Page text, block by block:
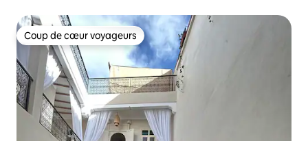
Coup de cœur voyageurs
Coup de cœur voyageurs